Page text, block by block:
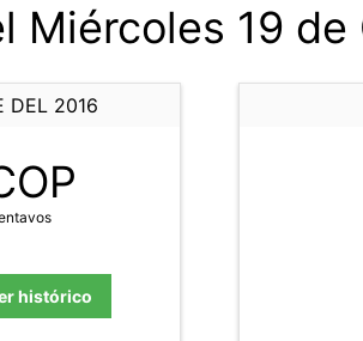
Miércoles 19
DEL 2016
histórico